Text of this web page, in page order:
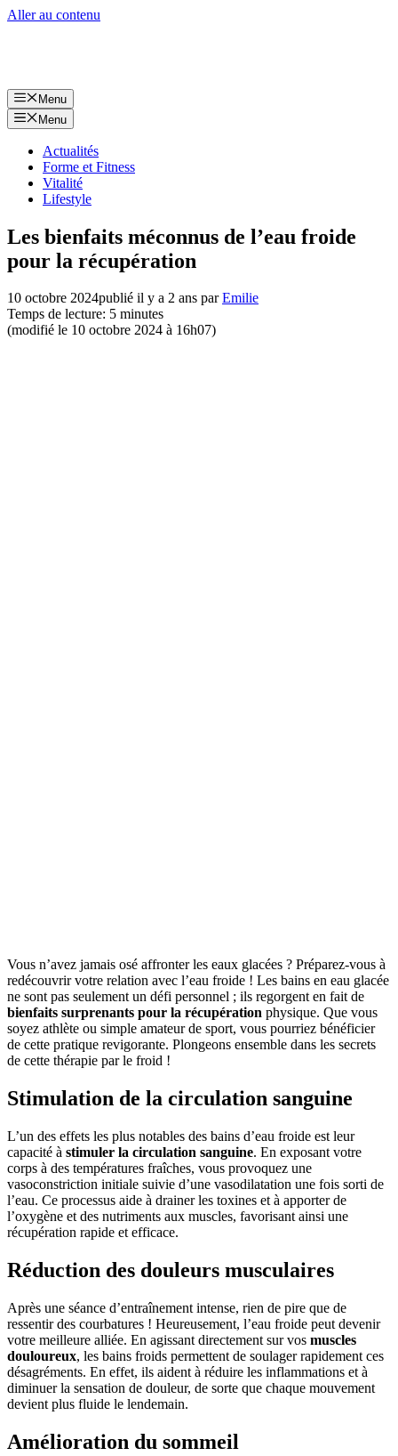
Aller au contenu
Menu
Menu
Actualités
Forme et Fitness
Vitalité
Lifestyle
Les bienfaits méconnus de l’eau froide
pour la récupération
10 octobre 2024publié il y a 2 ans parEmilie
Temps de lecture: 5 minutes
(modifié le 10 octobre 2024 à 16h07)
Vous n’avez jamais osé affronter les eaux glacées ? Préparez-vous à
redécouvrir votre relation avec l’eau froide ! Les bains en eau glacée
ne sont pas seulement un défi personnel ; ils regorgent en fait de
bienfaits surprenants pour la récupération physique. Que vous
soyez athlète ou simple amateur de sport, vous pourriez bénéficier
de cette pratique revigorante. Plongeons ensemble dans les secrets
de cette thérapie par le froid !
Stimulation de la circulation sanguine
L’un des effets les plus notables des bains d’eau froide est leur
capacité à stimuler la circulation sanguine. En exposant votre
corps à des températures fraîches, vous provoquez une
vasoconstriction initiale suivie d’une vasodilatation une fois sorti de
l’eau. Ce processus aide à drainer les toxines et à apporter de
l’oxygène et des nutriments aux muscles, favorisant ainsi une
récupération rapide et efficace.
Réduction des douleurs musculaires
Après une séance d’entraînement intense, rien de pire que de
ressentir des courbatures ! Heureusement, l’eau froide peut devenir
votre meilleure alliée. En agissant directement sur vos muscles
douloureux, les bains froids permettent de soulager rapidement ces
désagréments. En effet, ils aident à réduire les inflammations et à
diminuer la sensation de douleur, de sorte que chaque mouvement
devient plus fluide le lendemain.
Amélioration du sommeil